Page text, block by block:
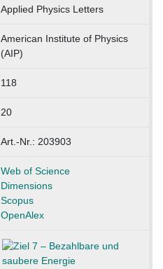
Applied Physics Letters
American Institute of Physics
(AIP)
118
20
Art.-Nr.: 203903
Web of Science
Dimensions
Scopus
OpenAlex